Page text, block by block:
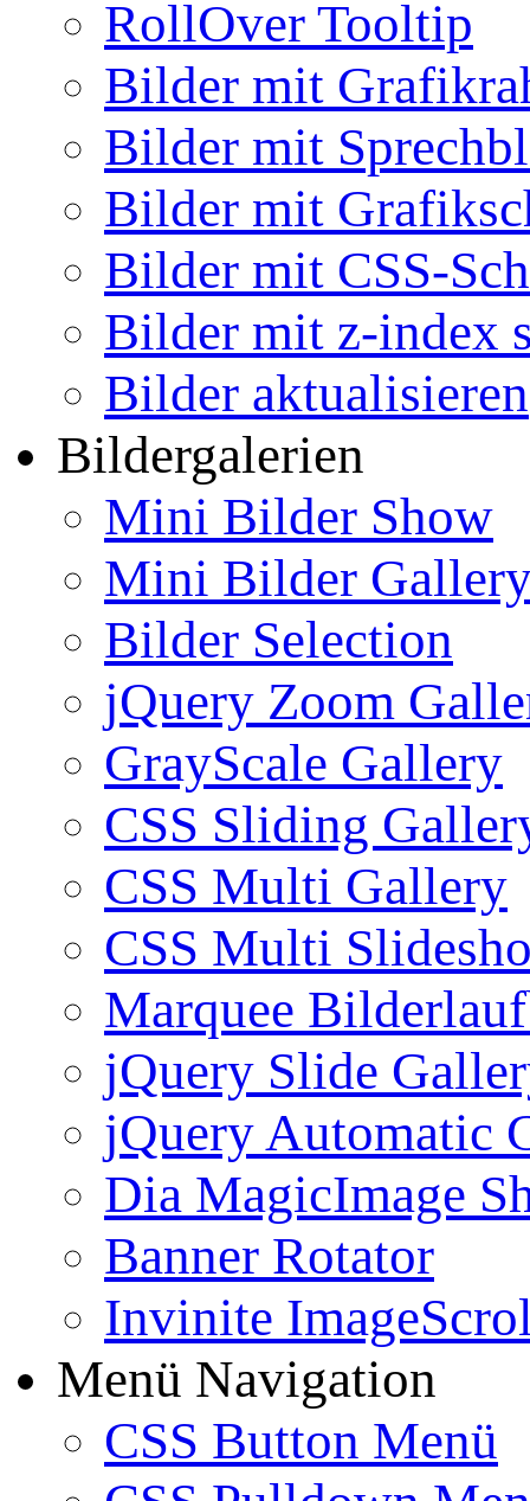
RollOver Tooltip
Bilder mit
Bilder mit
Bilder mit
Bilder mit CSS-
Bilder mit z-index
Bilder aktualisieren
Bildergalerien
Mini Bilder Show
Mini Bilder
Bilder Selection
jQuery Zoom
GrayScale Gallery
CSS Sliding
CSS Multi Gallery
CSS Multi
Marquee
jQuery Slide
jQuery Automatic
Dia MagicImage
Banner Rotator
Invinite
Menü Navigation
CSS Button Menü